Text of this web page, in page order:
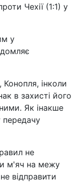
Чехії (1:1) у
у
інколи
в захисті його
Як інакше
передачу
не
м'яч на межу
відправити